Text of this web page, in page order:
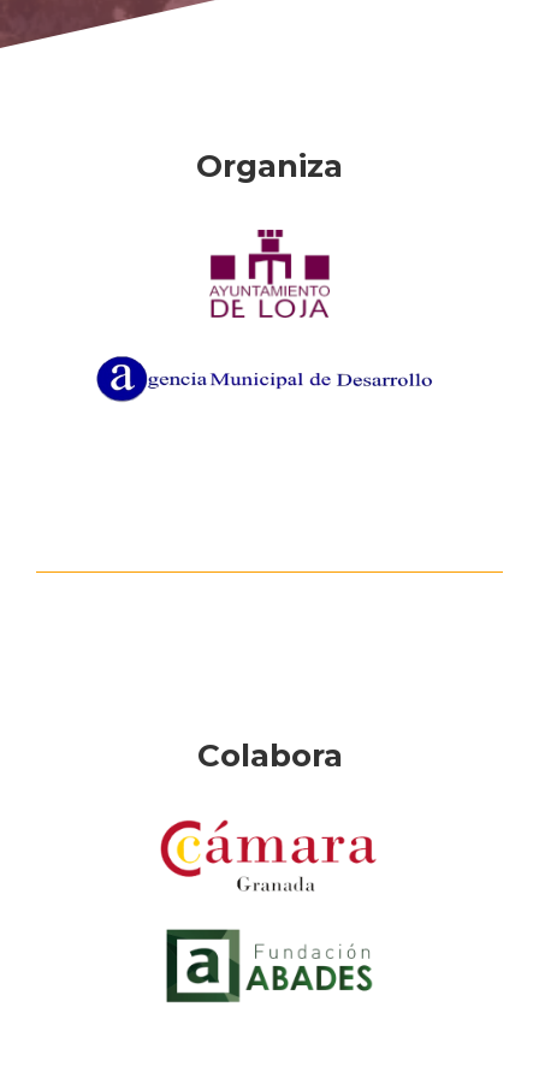
Organiza
Colabora